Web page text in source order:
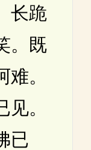
长跪
。既
。
。
已